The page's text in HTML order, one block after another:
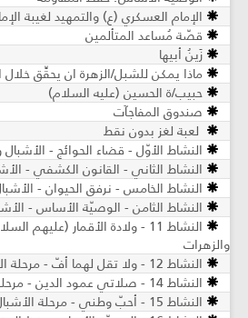
الإمام العسكري (ع) والتمهيد لغيبة
قصّة مُساعد المتألمين
زَينُ أبيها
ماذا يمكن للشبل/الزهرة ان يحقِّق خلال
حبيب/ة الحسين (عليه السلام)
صندوق المفاجآت
لعبة لغز بدون نقط
النشاط الأوّل - قضاء الحوائج - الأشبال
النشاط الثاني - القانون الكشفي -
النشاط الخامس - نرفق الحيوان -
النشاط الثامن - الوصيّة الأساس -
النشاط 11 - ولادة الأقمار
والزهرات
النشاط 12 - ولا تقل لهما أفّ - مرحلة الأشبال والزهرات
النشاط 14 - صلاتي عمود الدين - مرحلة الأشبال والزهرات
النشاط 15 - أحبّ وطني - مرحلة الأشبال والزهرات